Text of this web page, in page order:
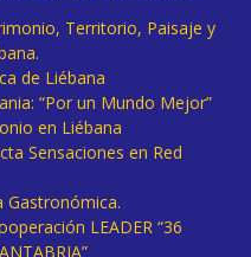
Territorio, Paisaje y
de Liébana
“Por un Mundo Mejor”
en Liébana
Sensaciones en Red
Gastronómica.
LEADER “36